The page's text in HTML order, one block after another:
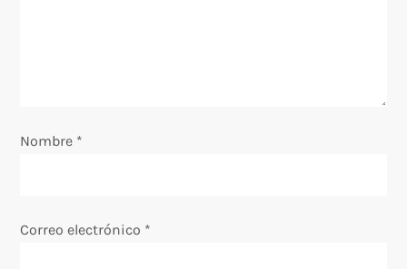
n
r
Nombre *
Correo electrónico *